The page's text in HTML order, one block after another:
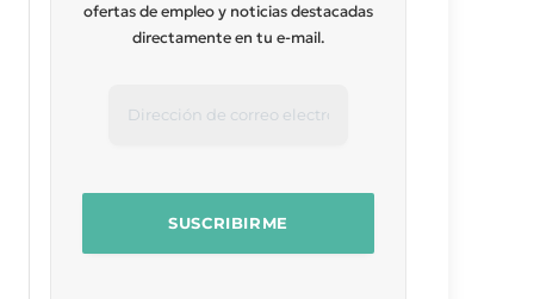
ofertas de empleo y noticias destacadas
directamente en tu e-mail.